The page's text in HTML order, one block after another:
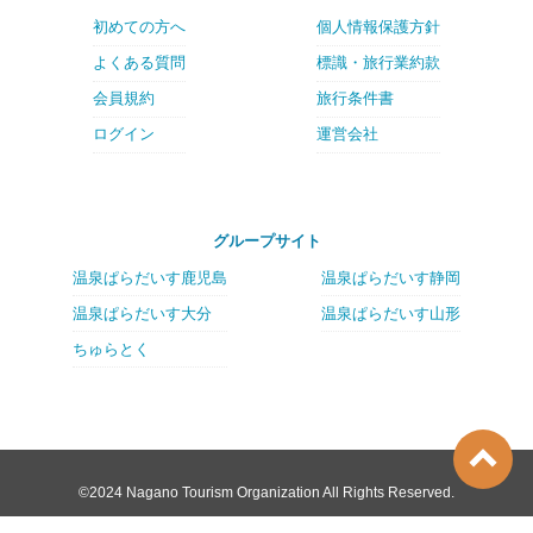
初めての方へ
よくある質問
会員規約
ログイン
個人情報保護方針
標識・旅行業約款
旅行条件書
運営会社
グループサイト
温泉ぱらだいす鹿児島
温泉ぱらだいす大分
ちゅらとく
温泉ぱらだいす静岡
温泉ぱらだいす山形
©2024 Nagano Tourism Organization All Rights Reserved.